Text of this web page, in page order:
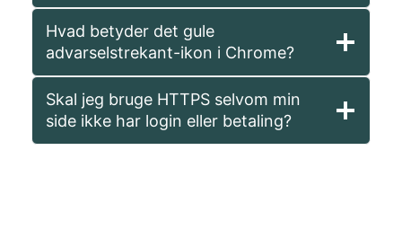
Hvad betyder det gule
advarselstrekant-ikon i Chrome?
Skal jeg bruge HTTPS selvom min
side ikke har login eller betaling?